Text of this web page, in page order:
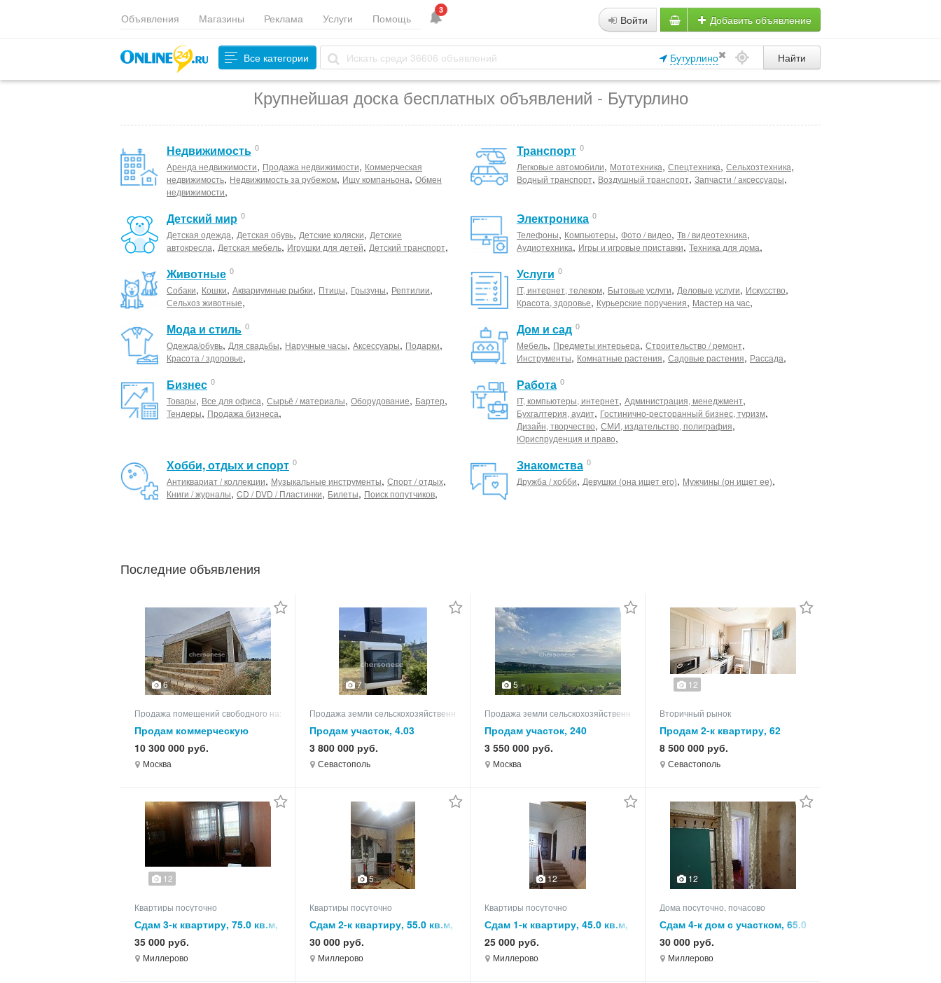
Объявления Магазины Реклама Услуги Помощь
3
Войти Добавить объявление
Все категории Бутурлино Найти
Крупнейшая доска бесплатных объявлений - Бутурлино
Недвижимость 0
Аренда недвижимости, Продажа недвижимости, Коммерческая
недвижимость, Недвижимость за рубежом, Ищу компаньона, Обмен
недвижимости,
Транспорт 0
Легковые автомобили, Мототехника, Спецтехника, Сельхозтехника,
Водный транспорт, Воздушный транспорт, Запчасти / аксессуары,
Детский мир 0
Детская одежда, Детская обувь, Детские коляски, Детские
автокресла, Детская мебель, Игрушки для детей, Детский транспорт,
Электроника 0
Телефоны, Компьютеры, Фото / видео, Тв / видеотехника,
Аудиотехника, Игры и игровые приставки, Техника для дома,
Животные 0
Собаки, Кошки, Аквариумные рыбки, Птицы, Грызуны, Рептилии,
Сельхоз животные,
Услуги 0
IT, интернет, телеком, Бытовые услуги, Деловые услуги, Искусство,
Красота, здоровье, Курьерские поручения, Мастер на час,
Мода и стиль 0
Одежда/обувь, Для свадьбы, Наручные часы, Аксессуары, Подарки,
Красота / здоровье,
Дом и сад 0
Мебель, Предметы интерьера, Строительство / ремонт,
Инструменты, Комнатные растения, Садовые растения, Рассада,
Бизнес 0
Товары, Все для офиса, Сырьё / материалы, Оборудование, Бартер,
Тендеры, Продажа бизнеса,
Работа 0
IT, компьютеры, интернет, Администрация, менеджмент,
Бухгалтерия, аудит, Гостинично-ресторанный бизнес, туризм,
Дизайн, творчество, СМИ, издательство, полиграфия,
Юриспруденция и право,
Хобби, отдых и спорт 0
Антиквариат / коллекции, Музыкальные инструменты, Спорт / отдых,
Книги / журналы, CD / DVD / Пластинки, Билеты, Поиск попутчиков,
Знакомства 0
Дружба / хобби, Девушки (она ищет его), Мужчины (он ищет ее),
Последние объявления
6
Продажа помещений свободного назначения
Продам коммерческую
недвижимость
10 300 000 руб.
Москва
7
Продажа земли сельскохозяйственного назначения
Продам участок, 4.03
3 800 000 руб.
Севастополь
5
Продажа земли сельскохозяйственного назначения
Продам участок, 240
3 550 000 руб.
Москва
12
Вторичный рынок
Продам 2-к квартиру, 62
кв.м, этаж 9 из 9
8 500 000 руб.
Севастополь
12
Квартиры посуточно
Сдам 3-к квартиру, 75.0 кв.м,
этаж 2 из 2
35 000 руб.
Миллерово
5
Квартиры посуточно
Сдам 2-к квартиру, 55.0 кв.м,
этаж 4 из 5
30 000 руб.
Миллерово
12
Квартиры посуточно
Сдам 1-к квартиру, 45.0 кв.м,
этаж 1 из 3
25 000 руб.
Миллерово
12
Дома посуточно, почасово
Сдам 4-к дом с участком, 65.0
кв.м, этажей 1
30 000 руб.
Миллерово